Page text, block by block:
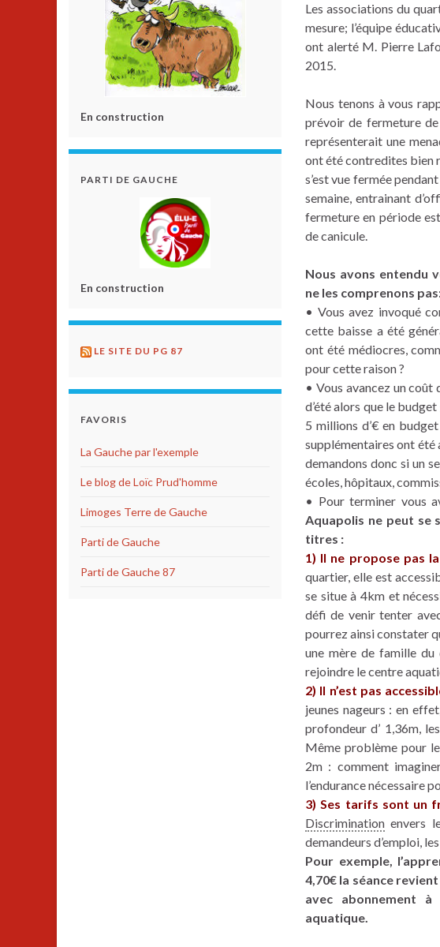
Les associations du
mesure; l’équipe
ont alerté M. Pierre
2015.
Nous tenons à vous
prévoir de fermeture de
représenterait une
ont été contredites bien
s’est vue fermée
semaine, entrainant
fermeture en période
de canicule.
Nous avons entendu
ne les comprenons
• Vous avez invoqué
cette baisse a été
ont été médiocres,
pour cette raison ?
• Vous avancez un
d’été alors que le
5 millions d’€ en
supplémentaires ont été
demandons donc si un
écoles, hôpitaux,
• Pour terminer vous
Aquapolis ne peut se
titres :
1) Il ne propose pas
quartier, elle est
se situe à 4km et
défi de venir tenter
pourrez ainsi constater
une mère de famille
rejoindre le centre
2) Il n’est pas
jeunes nageurs : en
profondeur d’ 1,36m,
Même problème pour
2m : comment
l’endurance nécessaire
3) Ses tarifs sont un
Discrimination envers
demandeurs d’emploi,
Pour exemple,
4,70€ la séance
avec abonnement
aquatique.
En construction
PARTI DE GAUCHE
En construction
LE SITE DU PG 87
FAVORIS
La Gauche par l'exemple
Le blog de Loïc Prud'homme
Limoges Terre de Gauche
Parti de Gauche
Parti de Gauche 87